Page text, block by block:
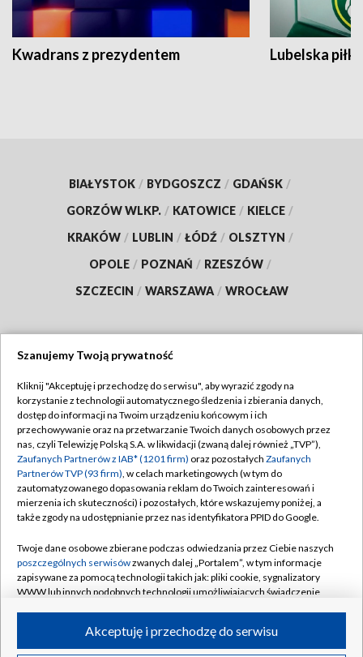
Kwadrans z prezydentem Lubelska piłka
BIAŁYSTOK / BYDGOSZCZ / GDAŃSK /
GORZÓW WLKP. / KATOWICE / KIELCE /
KRAKÓW / LUBLIN / ŁÓDŹ / OLSZTYN /
OPOLE / POZNAŃ / RZESZÓW /
SZCZECIN / WARSZAWA / WROCŁAW
TVP
Abonament TVP
Emisja w TVP
Centrum informacji TVP
Naziemna Telewizja Cyfrowa
Rada Programowa
System NOS
Informacje o nadawcy
Program dla prasy
Regulamin TVP
Polityka prywatności
Moje zgody
Pomoc
Kontakt
Kanały
Szanujemy Twoją prywatność
Kliknij "Akceptuję i przechodzę do serwisu", aby wyrazić zgody na
korzystanie z technologii automatycznego śledzenia i zbierania danych,
dostęp do informacji na Twoim urządzeniu końcowym i ich
przechowywanie oraz na przetwarzanie Twoich danych osobowych przez
nas, czyli Telewizję Polską S.A. w likwidacji (zwaną dalej również „TVP”),
Zaufanych Partnerów z IAB* (1201 firm) oraz pozostałych Zaufanych
Partnerów TVP (93 firm), w celach marketingowych (w tym do
zautomatyzowanego dopasowania reklam do Twoich zainteresowań i
mierzenia ich skuteczności) i pozostałych, które wskazujemy poniżej, a
także zgody na udostępnianie przez nas identyfikatora PPID do Google.
Twoje dane osobowe zbierane podczas odwiedzania przez Ciebie naszych
poszczególnych serwisówzwanych dalej „Portalem”, w tym informacje
zapisywane za pomocą technologii takich jak: pliki cookie, sygnalizatory
WWW lub innych podobnych technologii umożliwiających świadczenie
ruchu w Internecie.Akceptuję i przechodzę do serwisu